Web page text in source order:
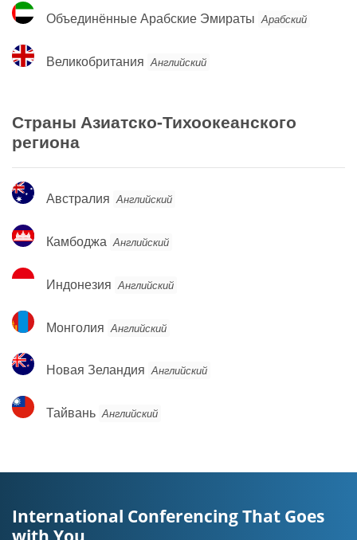
Объединённые
Арабские
Объединённые Арабские Эмираты Арабский
Великобритания
Великобритания Английский
Страны Азиатско-Тихоокеанского
региона
Австралия
Австралия Английский
Камбоджа
Камбоджа Английский
Индонезия
Индонезия Английский
Монголия
Монголия Английский
Новая
Зеландия
Новая Зеландия Английский
Тайвань
Тайвань Английский
International Conferencing That Goes